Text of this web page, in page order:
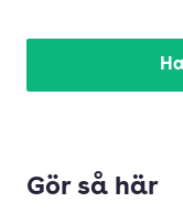
Gör så här